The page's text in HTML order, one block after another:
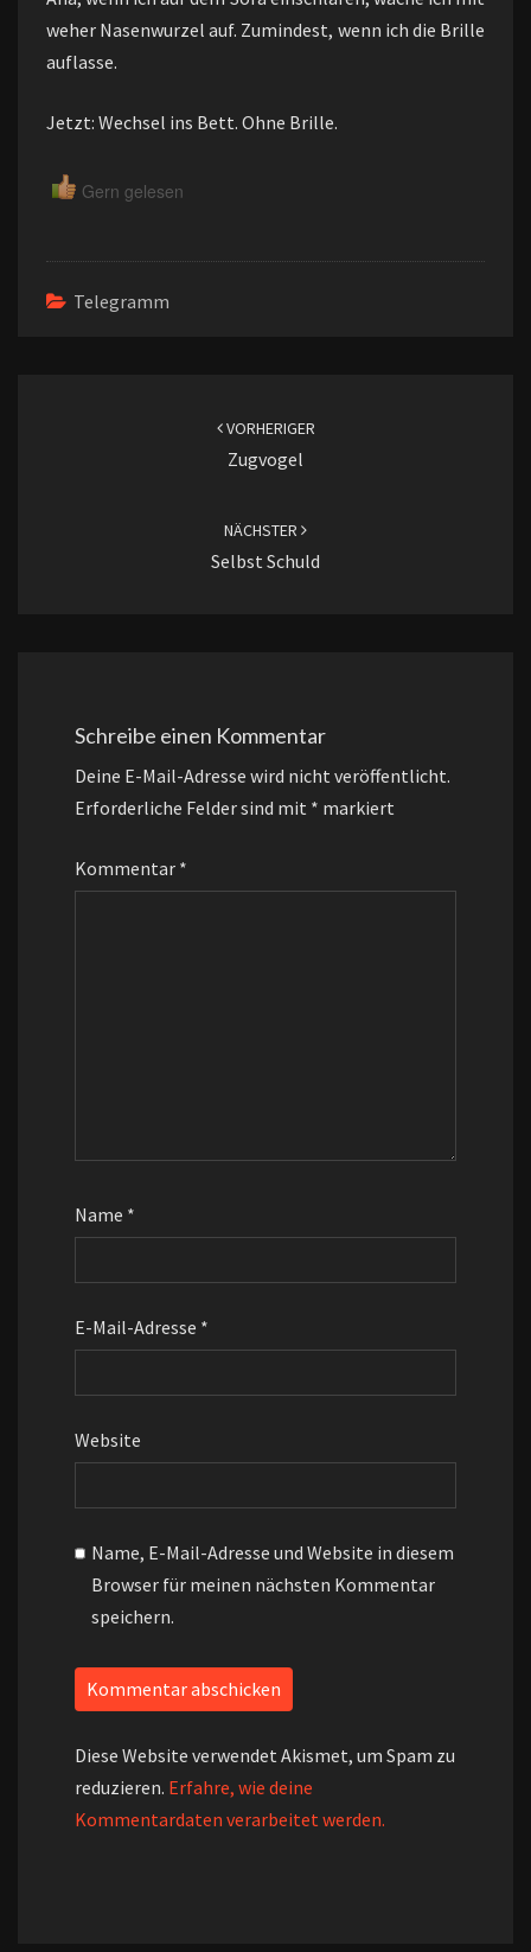
weher Nasenwurzel auf. Zumindest, wenn ich die Brille
auflasse.
Jetzt: Wechsel ins Bett. Ohne Brille.
Gern gelesen
Telegramm
VORHERIGER
Zugvogel
NÄCHSTER
Selbst Schuld
Schreibe einen Kommentar
Deine E-Mail-Adresse wird nicht veröffentlicht.
Erforderliche Felder sind mit * markiert
Kommentar *
Name *
E-Mail-Adresse *
Website
Name, E-Mail-Adresse und Website in diesem
Browser für meinen nächsten Kommentar
speichern.
Diese Website verwendet Akismet, um Spam zu
reduzieren. Erfahre, wie deine
Kommentardaten verarbeitet werden.